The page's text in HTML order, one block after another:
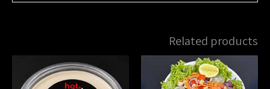
Related products